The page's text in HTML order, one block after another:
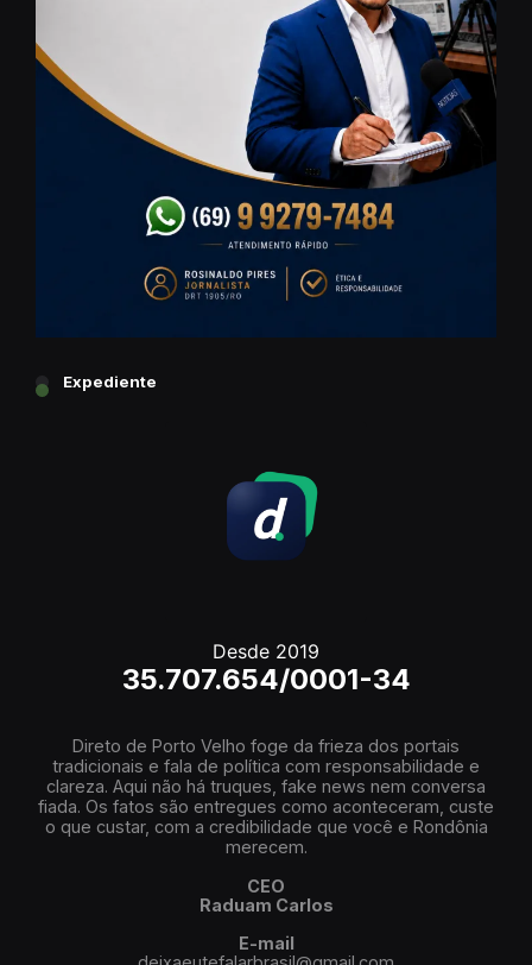
Expediente
Desde 2019
35.707.654/0001-34
Direto de Porto Velho foge da frieza dos portais
tradicionais e fala de política com responsabilidade e
clareza. Aqui não há truques, fake news nem conversa
fiada. Os fatos são entregues como aconteceram, custe
o que custar, com a credibilidade que você e Rondônia
merecem.
CEO
Raduam Carlos
E-mail